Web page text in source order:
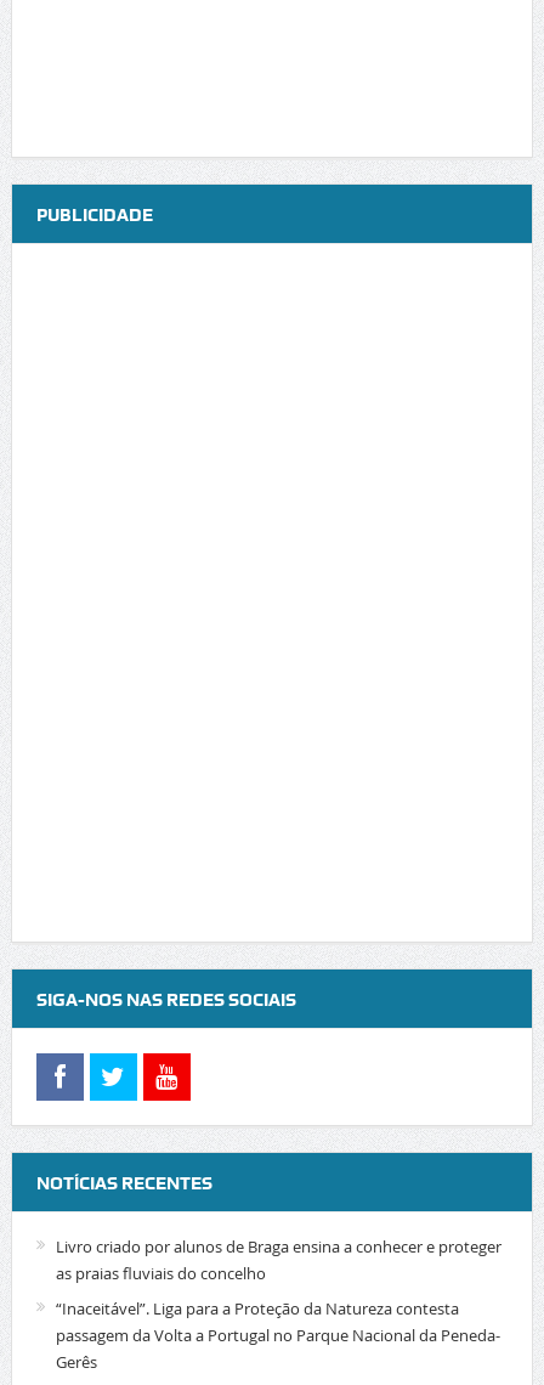
PUBLICIDADE
SIGA-NOS NAS REDES SOCIAIS
NOTÍCIAS RECENTES
Livro criado por alunos de Braga ensina a conhecer e proteger
as praias fluviais do concelho
“Inaceitável”. Liga para a Proteção da Natureza contesta
passagem da Volta a Portugal no Parque Nacional da Peneda-
Gerês